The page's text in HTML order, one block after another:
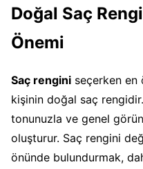
Doğal Saç
Önemi
Saç rengini seçerken
kişinin doğal saç
tonunuzla ve genel
oluşturur. Saç rengini
önünde bulundurmak,